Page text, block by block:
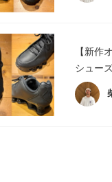
【新作
シュー